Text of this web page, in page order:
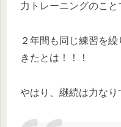
力トレーニングのこと
２年間も同じ練習を
きたとは！！！
やはり、継続は力なり